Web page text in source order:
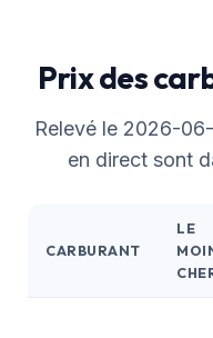
Prix des
Relevé le 2026-
en direct sont
CARBURANT
LE